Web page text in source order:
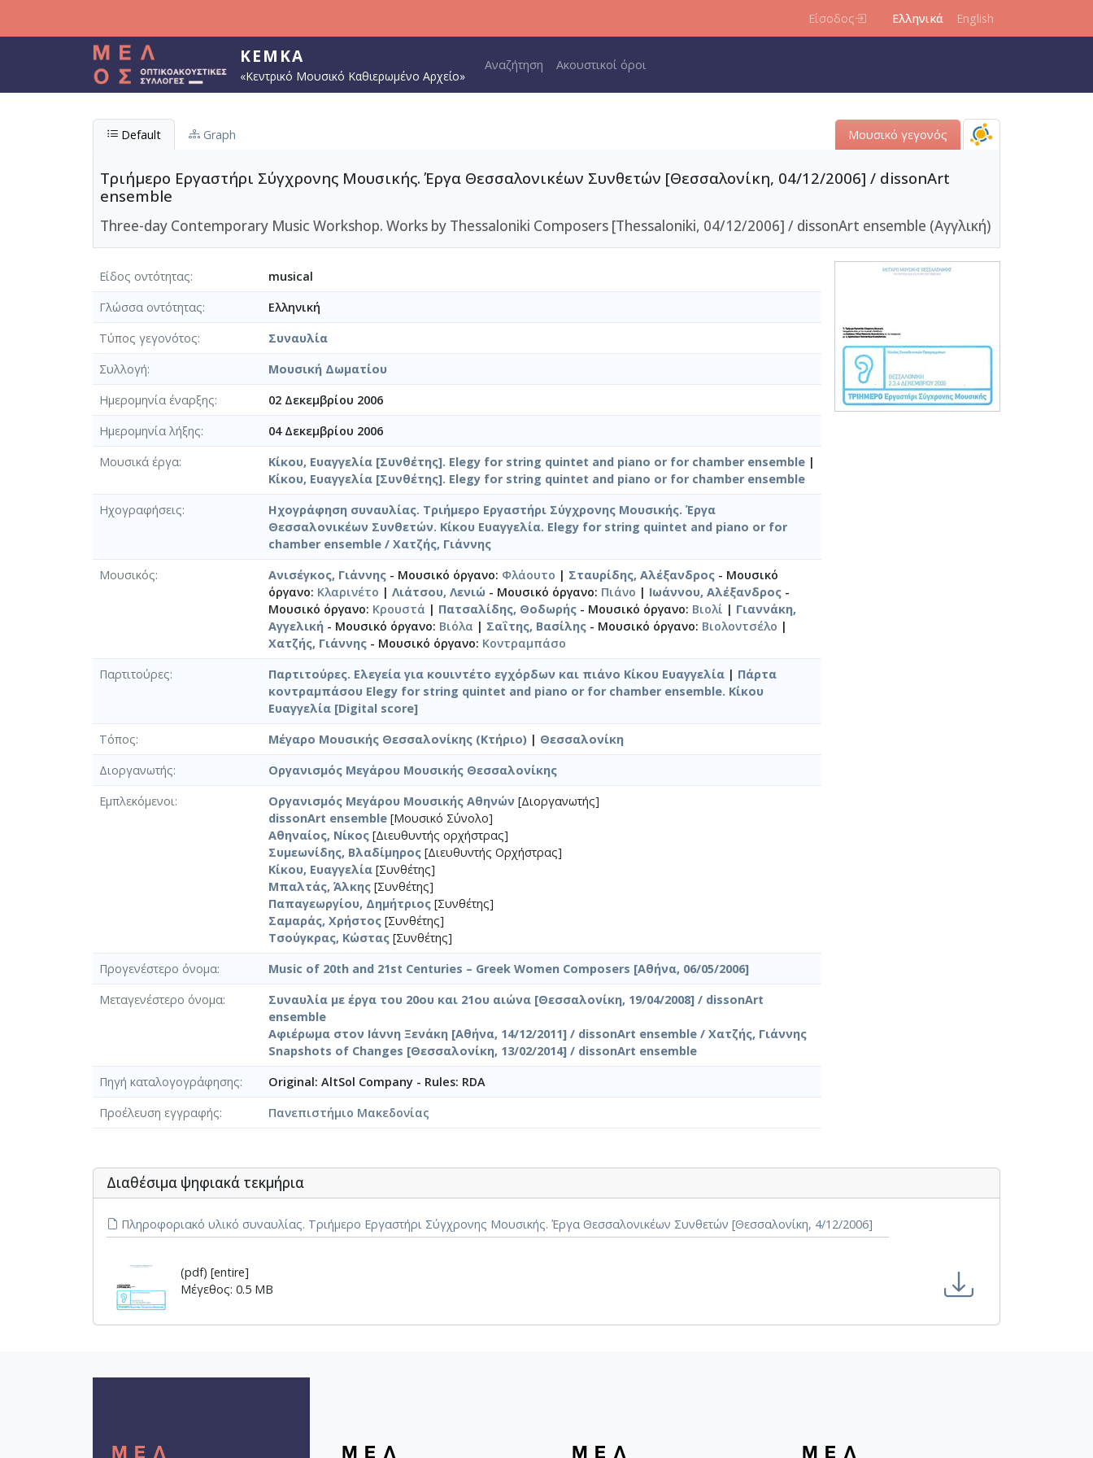
Είσοδος Ελληνικά English
ΚΕΜΚΑ
«Κεντρικό Μουσικό Καθιερωμένο Αρχείο»
Main navigation
Αναζήτηση Ακουστικοί όροι
Default Graph Μουσικό γεγονός
Τριήμερο Εργαστήρι Σύγχρονης Μουσικής. Έργα Θεσσαλονικέων Συνθετών [Θεσσαλονίκη, 04/12/2006] / dissonArt
ensemble
Three-day Contemporary Music Workshop. Works by Thessaloniki Composers [Thessaloniki, 04/12/2006] / dissonArt ensemble (Αγγλική)
Είδος οντότητας
musical
Γλώσσα οντότητας
Ελληνική
Τύπος γεγονότος
Συναυλία
Συλλογή
Μουσική Δωματίου
Ημερομηνία έναρξης
02 Δεκεμβρίου 2006
Ημερομηνία λήξης
04 Δεκεμβρίου 2006
Μουσικά έργα
Κίκου, Ευαγγελία [Συνθέτης]. Elegy for string quintet and piano or for chamber ensemble |
Κίκου, Ευαγγελία [Συνθέτης]. Elegy for string quintet and piano or for chamber ensemble
Ηχογραφήσεις
Ηχογράφηση συναυλίας. Τριήμερο Εργαστήρι Σύγχρονης Μουσικής. Έργα
Θεσσαλονικέων Συνθετών. Κίκου Ευαγγελία. Elegy for string quintet and piano or for
chamber ensemble / Χατζής, Γιάννης
Μουσικός
Ανισέγκος, Γιάννης - Μουσικό όργανο: Φλάουτο | Σταυρίδης, Αλέξανδρος - Μουσικό
όργανο: Κλαρινέτο | Λιάτσου, Λενιώ - Μουσικό όργανο: Πιάνο | Ιωάννου, Αλέξανδρος -
Μουσικό όργανο: Κρουστά | Πατσαλίδης, Θοδωρής - Μουσικό όργανο: Βιολί | Γιαννάκη,
Αγγελική - Μουσικό όργανο: Βιόλα | Σαΐτης, Βασίλης - Μουσικό όργανο: Βιολοντσέλο |
Χατζής, Γιάννης - Μουσικό όργανο: Κοντραμπάσο
Παρτιτούρες
Παρτιτούρες. Ελεγεία για κουιντέτο εγχόρδων και πιάνο Κίκου Ευαγγελία | Πάρτα
κοντραμπάσου Elegy for string quintet and piano or for chamber ensemble. Κίκου
Ευαγγελία [Digital score]
Τόπος
Μέγαρο Μουσικής Θεσσαλονίκης (Κτήριο) | Θεσσαλονίκη
Διοργανωτής
Οργανισμός Μεγάρου Μουσικής Θεσσαλονίκης
Εμπλεκόμενοι
Οργανισμός Μεγάρου Μουσικής Αθηνών [Διοργανωτής]
dissonArt ensemble [Μουσικό Σύνολο]
Αθηναίος, Νίκος [Διευθυντής ορχήστρας]
Συμεωνίδης, Βλαδίμηρος [Διευθυντής Ορχήστρας]
Κίκου, Ευαγγελία [Συνθέτης]
Μπαλτάς, Άλκης [Συνθέτης]
Παπαγεωργίου, Δημήτριος [Συνθέτης]
Σαμαράς, Χρήστος [Συνθέτης]
Τσούγκρας, Κώστας [Συνθέτης]
Προγενέστερο όνομα
Music of 20th and 21st Centuries – Greek Women Composers [Αθήνα, 06/05/2006]
Μεταγενέστερο όνομα
Συναυλία με έργα του 20ου και 21ου αιώνα [Θεσσαλονίκη, 19/04/2008] / dissonArt
ensemble
Αφιέρωμα στον Ιάννη Ξενάκη [Αθήνα, 14/12/2011] / dissonArt ensemble / Χατζής, Γιάννης
Snapshots of Changes [Θεσσαλονίκη, 13/02/2014] / dissonArt ensemble
Πηγή καταλογογράφησης
Original: AltSol Company - Rules: RDA
Προέλευση εγγραφής
Πανεπιστήμιο Μακεδονίας
Διαθέσιμα ψηφιακά τεκμήρια
Πληροφοριακό υλικό συναυλίας. Τριήμερο Εργαστήρι Σύγχρονης Μουσικής. Έργα Θεσσαλονικέων Συνθετών [Θεσσαλονίκη, 4/12/2006]
(pdf) [entire]
Μέγεθος: 0.5 MB